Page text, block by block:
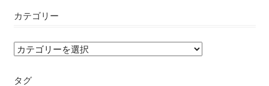
カテゴリー
カ
ゴ
タグ